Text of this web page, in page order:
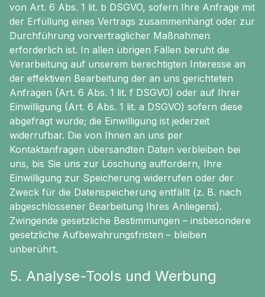
von Art. 6 Abs. 1 lit. b DSGVO, sofern Ihre Anfrage mit
der Erfüllung eines Vertrags zusammenhängt oder zur
Durchführung vorvertraglicher Maßnahmen
erforderlich ist. In allen übrigen Fällen beruht die
Verarbeitung auf unserem berechtigten Interesse an
der effektiven Bearbeitung der an uns gerichteten
Anfragen (Art. 6 Abs. 1 lit. f DSGVO) oder auf Ihrer
Einwilligung (Art. 6 Abs. 1 lit. a DSGVO) sofern diese
abgefragt wurde; die Einwilligung ist jederzeit
widerrufbar. Die von Ihnen an uns per
Kontaktanfragen übersandten Daten verbleiben bei
uns, bis Sie uns zur Löschung auffordern, Ihre
Einwilligung zur Speicherung widerrufen oder der
Zweck für die Datenspeicherung entfällt (z. B. nach
abgeschlossener Bearbeitung Ihres Anliegens).
Zwingende gesetzliche Bestimmungen – insbesondere
gesetzliche Aufbewahrungsfristen – bleiben
unberührt.
5. Analyse-Tools und Werbung